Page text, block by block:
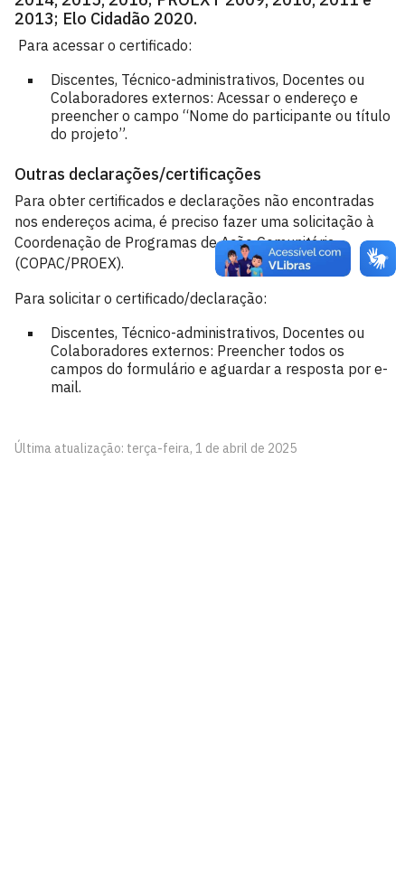
2013; Elo Cidadão 2020.
Para acessar o certificado:
Discentes, Técnico-administrativos, Docentes ou
Colaboradores externos: Acessar o endereço e
preencher o campo “Nome do participante ou título
do projeto”.
Outras declarações/certificações
Para obter certificados e declarações não encontradas
nos endereços acima, é preciso fazer uma solicitação à
Coordenação de Programas de Ação Comunitária
(COPAC/PROEX).
Para solicitar o certificado/declaração:
Discentes, Técnico-administrativos, Docentes ou
Colaboradores externos: Preencher todos os
campos do formulário e aguardar a resposta por e-
mail.
Última atualização: terça-feira, 1 de abril de 2025